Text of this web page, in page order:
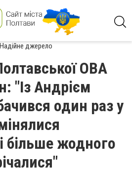
Надійне джерело
ОВА
"Із Андрієм
один раз у
більше жодного